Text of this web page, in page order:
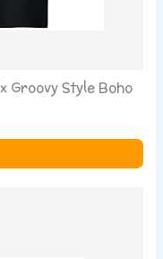
Groovy Style Boho